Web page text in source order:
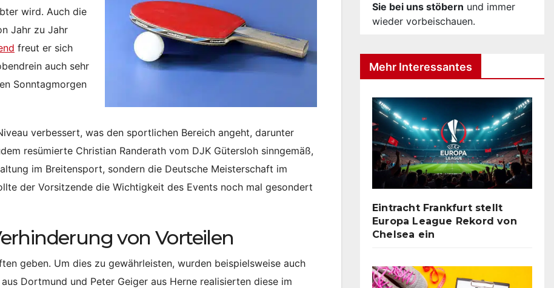
wird. Auch die
Jahr zu Jahr
freut er sich
auch sehr
Sonntagmorgen
verbessert, was den sportlichen Bereich angeht, darunter
resümierte Christian Randerath vom DJK Gütersloh sinngemäß,
im Breitensport, sondern die Deutsche Meisterschaft im
der Vorsitzende die Wichtigkeit des Events noch mal gesondert
von Vorteilen
geben. Um dies zu gewährleisten, wurden beispielsweise auch
Dortmund und Peter Geiger aus Herne realisierten diese im
Sie bei uns stöbern und immer
wieder vorbeischauen.
Mehr Interessantes
Eintracht Frankfurt stellt
Europa League Rekord von
Chelsea ein